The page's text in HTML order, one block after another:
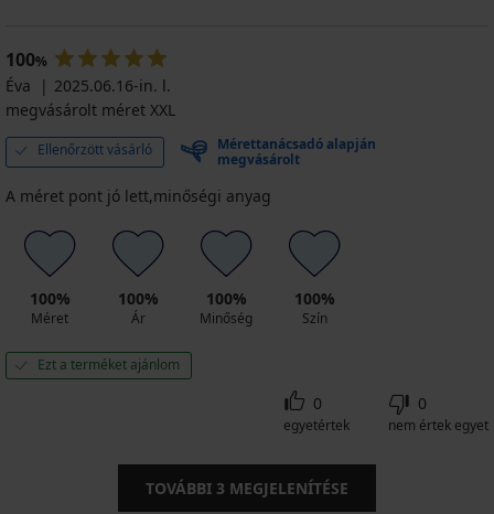
100%
Éva
2025.06.16-in. l.
megvásárolt méret XXL
Ellenőrzött vásárló
Mérettanácsadó alapján
megvásárolt
A méret pont jó lett,minőségi anyag
100%
Méret
100%
Ár
100%
Minőség
100%
Szín
Ezt a terméket ajánlom
0
egyetértek
0
nem értek egyet
TOVÁBBI 3 MEGJELENÍTÉSE